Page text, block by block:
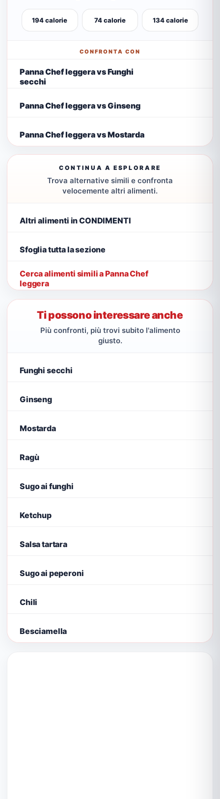
194 calorie 74 calorie 134 calorie
CONFRONTA CON
Panna Chef leggera vs Funghi
secchi
Panna Chef leggera vs Ginseng
Panna Chef leggera vs Mostarda
CONTINUA A ESPLORARE
Trova alternative simili e confronta
velocemente altri alimenti.
Altri alimenti in CONDIMENTI
Sfoglia tutta la sezione
Cerca alimenti simili a Panna Chef
leggera
Ti possono interessare anche
Più confronti, più trovi subito l'alimento
giusto.
Funghi secchi
Ginseng
Mostarda
Ragù
Sugo ai funghi
Ketchup
Salsa tartara
Sugo ai peperoni
Chili
Besciamella